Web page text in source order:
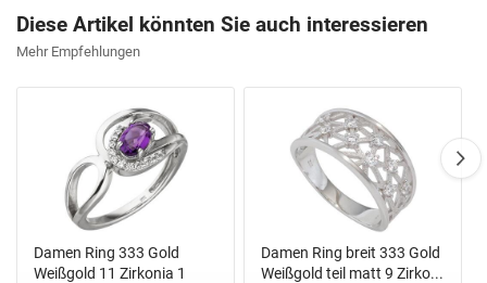
Diese Artikel könnten Sie auch interessieren
Mehr Empfehlungen
Damen Ring 333 Gold
Weißgold 11 Zirkonia 1
Damen Ring breit 333 Gold
Weißgold teil matt 9 Zirko...